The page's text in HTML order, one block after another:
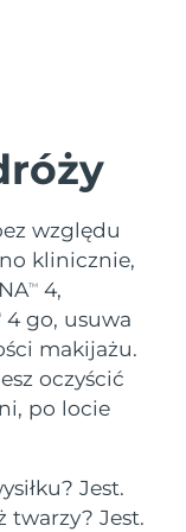
względu
klinicznie,
TM
4,
4 go, usuwa
makijażu.
oczyścić
po locie
Jest.
twarzy? Jest.
twarzy
the-go
device
therapy
jamy
toothbrush
LED
czas dostawy
8/10/26
czas dostawy
8/11/26
czas dostawy
8/10/26
czas dostawy
8/16/26
czas dostawy